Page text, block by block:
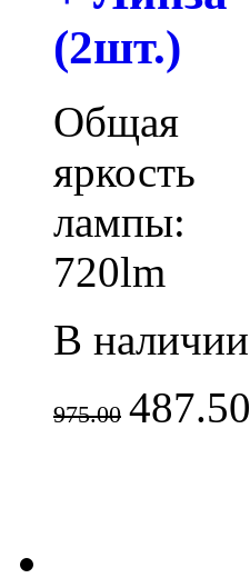
(2шт.)
Общая
яркость
лампы:
720lm
В наличии
975.00 487.50